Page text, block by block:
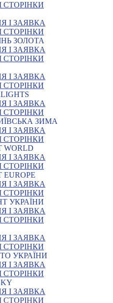
СТОРІНКИ
І ЗАЯВКА
СТОРІНКИ
ЗОЛОТА
І ЗАЯВКА
СТОРІНКИ
І ЗАЯВКА
СТОРІНКИ
І ЗАЯВКА
СТОРІНКИ
ЗИМА
І ЗАЯВКА
СТОРІНКИ
WORLD
І ЗАЯВКА
СТОРІНКИ
EUROPE
І ЗАЯВКА
СТОРІНКИ
УКРАЇНИ
І ЗАЯВКА
СТОРІНКИ
І ЗАЯВКА
СТОРІНКИ
УКРАЇНИ
І ЗАЯВКА
СТОРІНКИ
І ЗАЯВКА
СТОРІНКИ